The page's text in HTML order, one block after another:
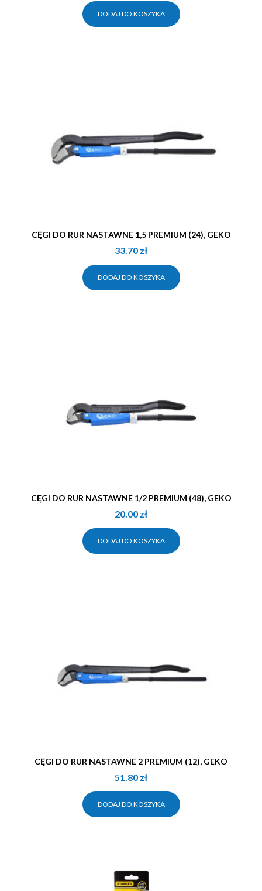
DODAJ DO KOSZYKA
CĘGI DO RUR NASTAWNE 1,5 PREMIUM (24), GEKO
33.70 zł
DODAJ DO KOSZYKA
CĘGI DO RUR NASTAWNE 1/2 PREMIUM (48), GEKO
20.00 zł
DODAJ DO KOSZYKA
CĘGI DO RUR NASTAWNE 2 PREMIUM (12), GEKO
51.80 zł
DODAJ DO KOSZYKA